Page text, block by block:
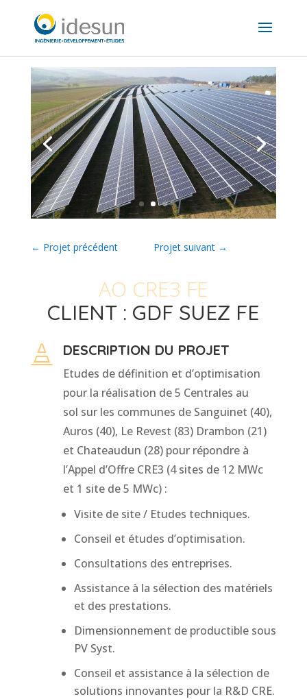
← Projet précédent Projet suivant→
AO CRE3 FE
CLIENT : GDF SUEZ FE
 DESCRIPTION DU PROJET
Etudes de définition et d’optimisation
pour la réalisation de 5 Centrales au
sol sur les communes de Sanguinet (40),
Auros (40), Le Revest (83) Drambon (21)
et Chateaudun (28) pour répondre à
l’Appel d’Offre CRE3 (4 sites de 12 MWc
et 1 site de 5 MWc) :
Visite de site / Etudes techniques.
Conseil et études d’optimisation.
Consultations des entreprises.
Assistance à la sélection des matériels
et des prestations.
Dimensionnement de productible sous
PV Syst.
Conseil et assistance à la sélection de
solutions innovantes pour la R&D CRE.